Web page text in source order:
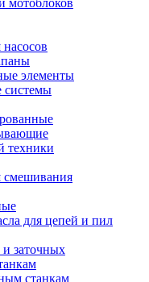
мотоблоков
элементы
техники
смешивания
для цепей и пил
заточных
станкам